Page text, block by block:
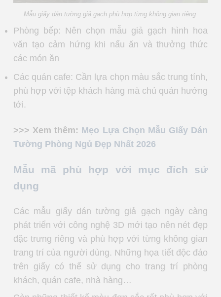
Mẫu giấy dán tường giả gạch phù hợp từng không gian riêng
Phòng bếp: Nên chọn mẫu giả gạch hình hoa
văn tạo cảm hứng khi nấu ăn và thưởng thức
các món ăn
Các quán cafe: Cần lựa chọn màu sắc trung tính,
phù hợp với tệp khách hàng mà chủ quán hướng
tới.
>>> Xem thêm: Mẹo Lựa Chọn Mẫu Giấy Dán
Tường Phòng Ngủ Đẹp Nhất 2026
Mẫu mã phù hợp với mục đích sử
dụng
Các mẫu giấy dán tường giả gạch ngày càng
phát triển với công nghệ 3D mới tạo nên nét đẹp
đặc trưng riêng và phù hợp với từng không gian
trang trí của người dùng. Những họa tiết độc đáo
trên giấy có thể sử dụng cho trang trí phòng
khách, quán cafe, nhà hàng…